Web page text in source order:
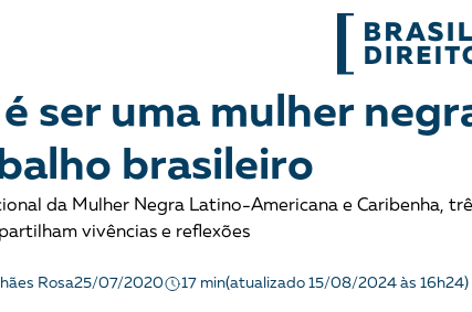
Combate ao racismo
Crianças e adolescentes
Democracia e Justiça
Migrações
Mulheres
ser uma mulher
brasileiro
da Mulher Negra Latino-Americana e Caribenha,
vivências e reflexões
Rosa25/07/2020 17 min(atualizado 15/08/2024 às 16h24)